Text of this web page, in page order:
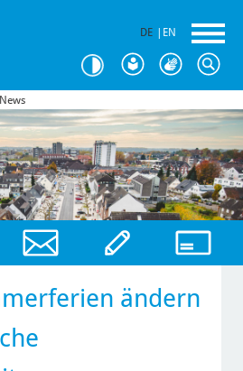
DE EN
News
ändern